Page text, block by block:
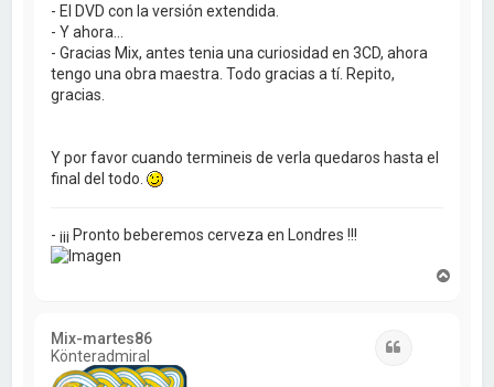
- El DVD con la versión extendida.
- Y ahora...
- Gracias Mix, antes tenia una curiosidad en 3CD, ahora
tengo una obra maestra. Todo gracias a tí. Repito,
gracias.
Y por favor cuando termineis de verla quedaros hasta el
final del todo.
- ¡¡¡ Pronto beberemos cerveza en Londres !!!
Mix-martes86
Könteradmiral